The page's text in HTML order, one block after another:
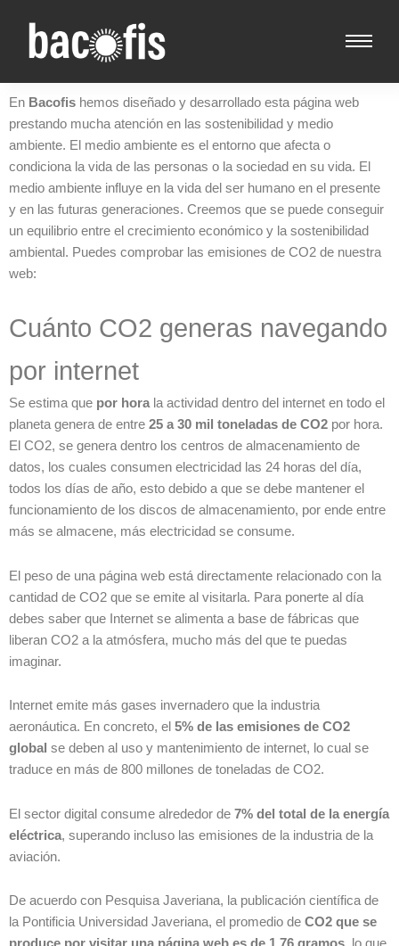
En Bacofis hemos diseñado y desarrollado esta página web
prestando mucha atención en las sostenibilidad y medio
ambiente. El medio ambiente es el entorno que afecta o
condiciona la vida de las personas o la sociedad en su vida. El
medio ambiente influye en la vida del ser humano en el presente
y en las futuras generaciones. Creemos que se puede conseguir
un equilibrio entre el crecimiento económico y la sostenibilidad
ambiental. Puedes comprobar las emisiones de CO2 de nuestra
web:
Cuánto CO2 generas navegando
por internet
Se estima que por hora la actividad dentro del internet en todo el
planeta genera de entre 25 a 30 mil toneladas de CO2 por hora.
El CO2, se genera dentro los centros de almacenamiento de
datos, los cuales consumen electricidad las 24 horas del día,
todos los días de año, esto debido a que se debe mantener el
funcionamiento de los discos de almacenamiento, por ende entre
más se almacene, más electricidad se consume.
El peso de una página web está directamente relacionado con la
cantidad de CO2 que se emite al visitarla. Para ponerte al día
debes saber que Internet se alimenta a base de fábricas que
liberan CO2 a la atmósfera, mucho más del que te puedas
imaginar.
Internet emite más gases invernadero que la industria
aeronáutica. En concreto, el 5% de las emisiones de CO2
global se deben al uso y mantenimiento de internet, lo cual se
traduce en más de 800 millones de toneladas de CO2.
El sector digital consume alrededor de 7% del total de la energía
eléctrica, superando incluso las emisiones de la industria de la
aviación.
De acuerdo con Pesquisa Javeriana, la publicación científica de
la Pontificia Universidad Javeriana, el promedio de CO2 que se